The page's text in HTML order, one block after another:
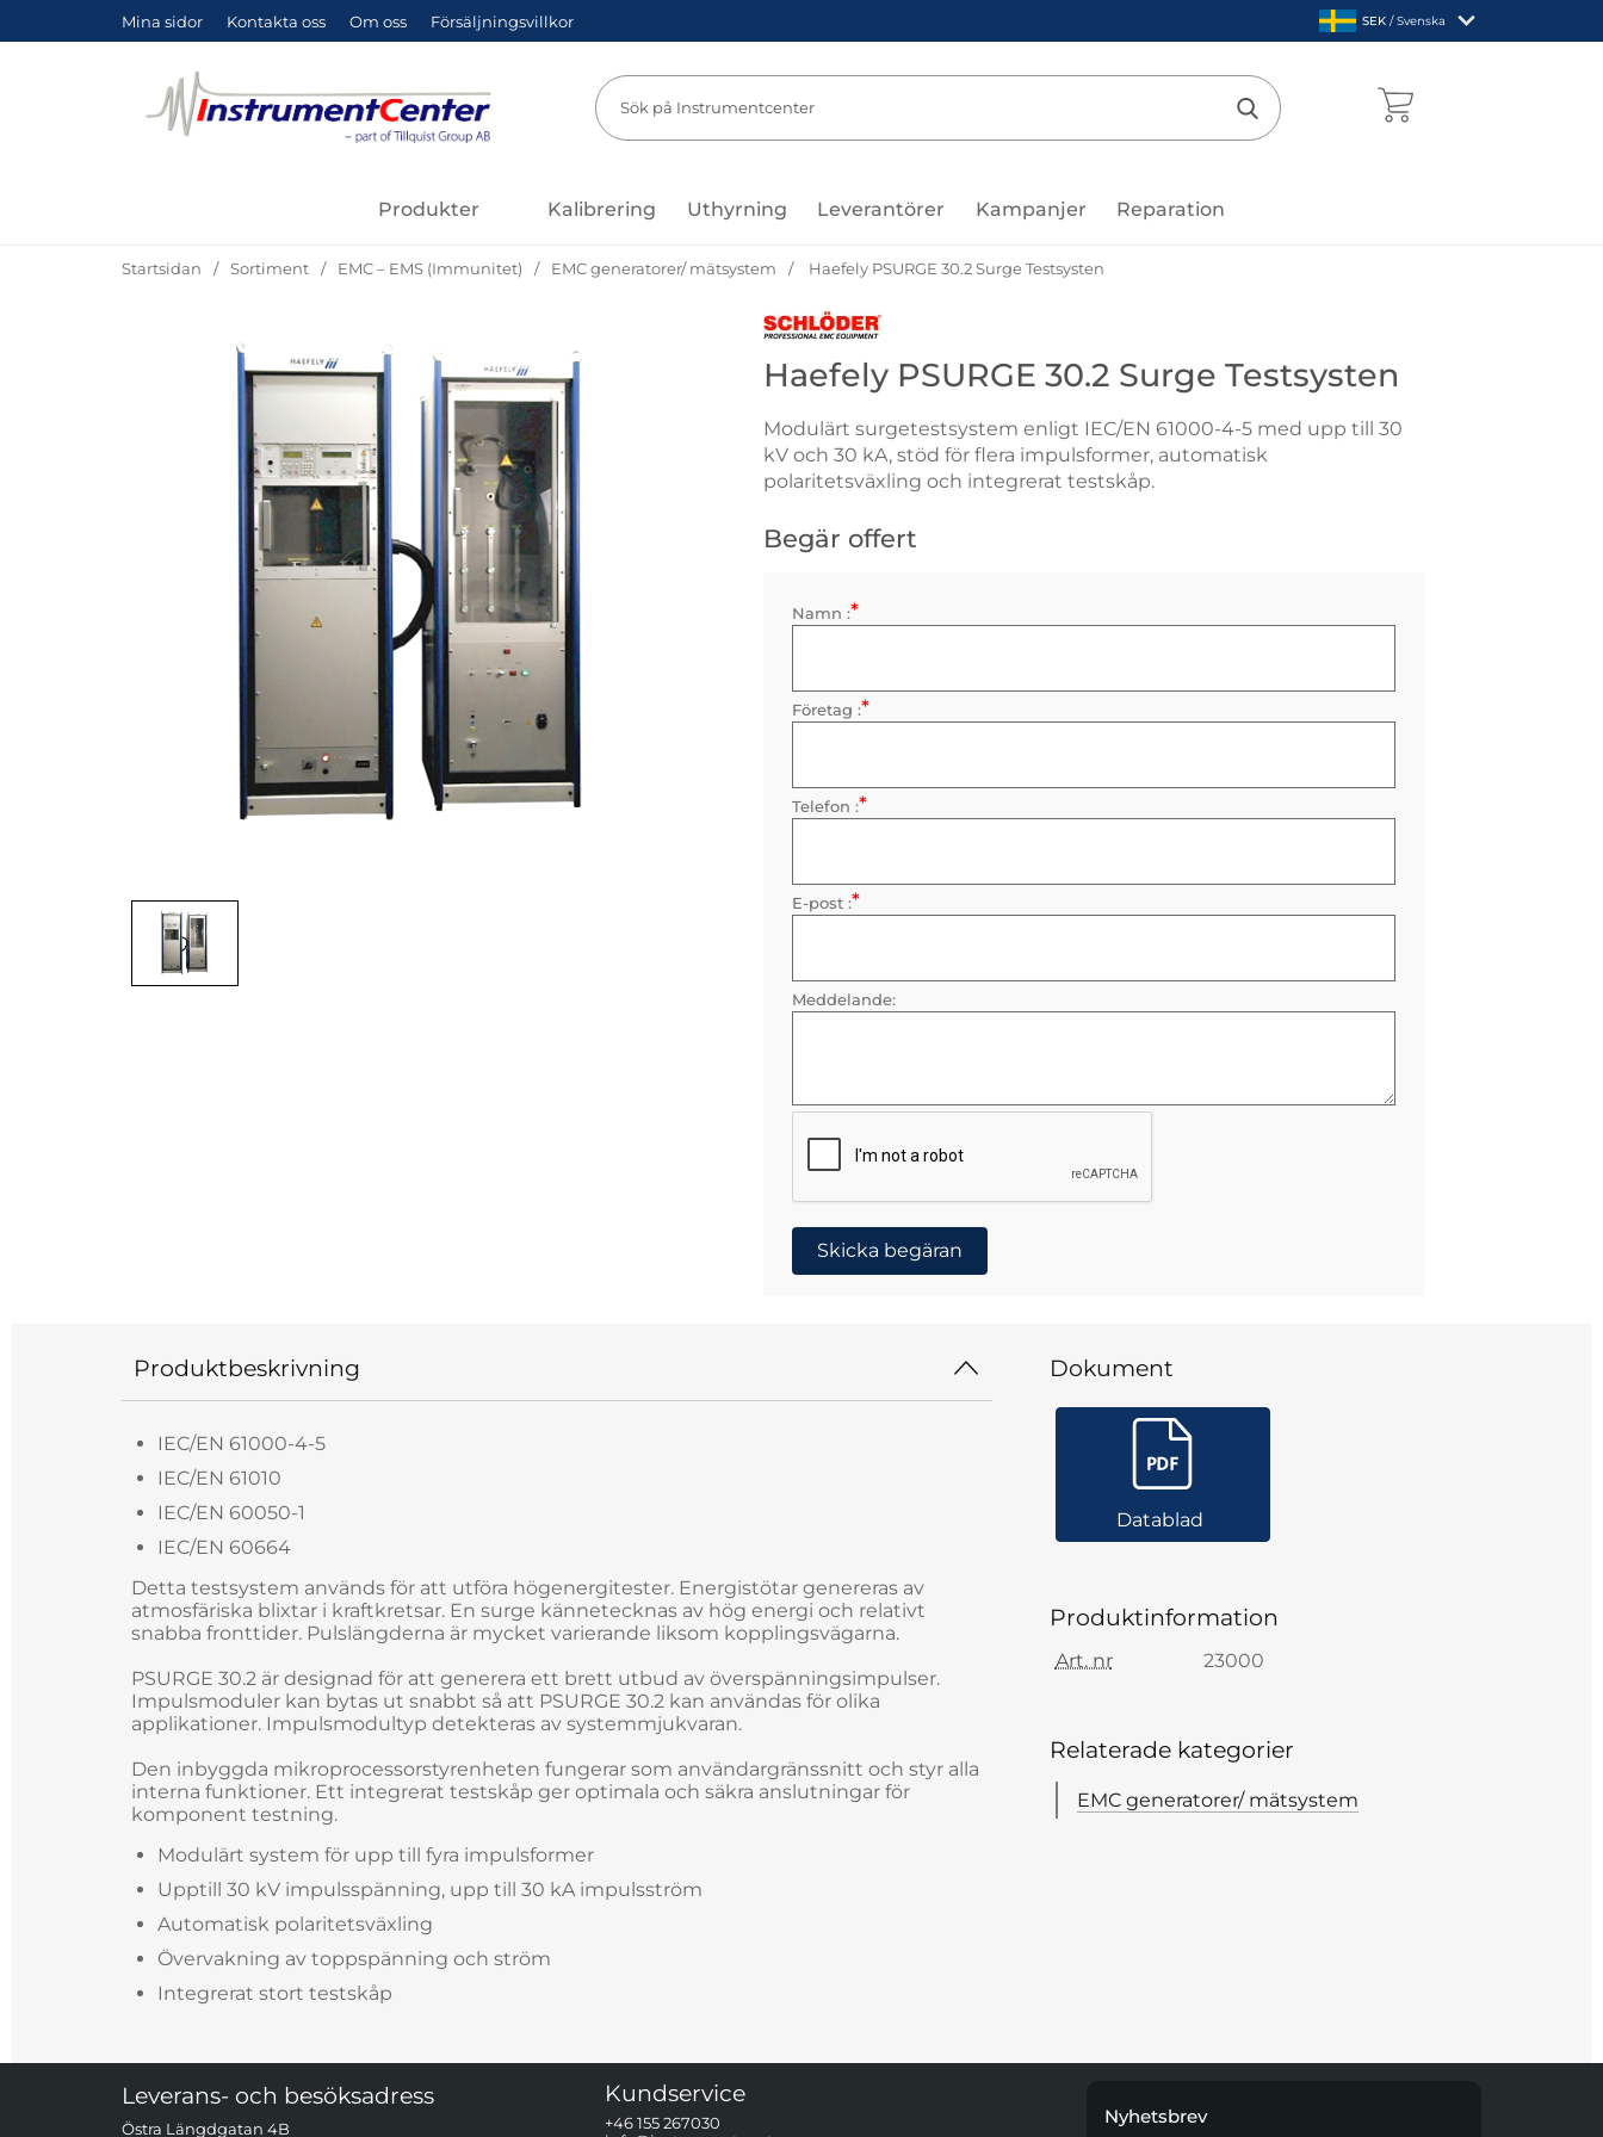
Mina sidor Kontakta oss Om oss Försäljningsvillkor Sverige
,SEK / Svenska
Sök
Genomför sökning
Produkter Kalibrering Uthyrning Leverantörer Kampanjer Reparation
Startsidan Sortiment EMC – EMS (Immunitet) EMC generatorer/ mätsystem Haefely PSURGE 30.2 Surge Testsysten
Gå till varumärkessidan för Schlöder
Haefely PSURGE 30.2 Surge Testsysten
Modulärt surgetestsystem enligt IEC/EN 61000-4-5 med upp till 30
kV och 30 kA, stöd för flera impulsformer, automatisk
polaritetsväxling och integrerat testskåp.
Begär offert
Kontaktinformation
Namn :*Obligatorisk
Företag :*Obligatorisk
Telefon :*Obligatorisk
E-post :*Obligatorisk
Meddelande:
Skicka begäran
Produktbeskrivning
IEC/EN 61000-4-5
IEC/EN 61010
IEC/EN 60050-1
IEC/EN 60664
Detta testsystem används för att utföra högenergitester. Energistötar genereras av
atmosfäriska blixtar i kraftkretsar. En surge kännetecknas av hög energi och relativt
snabba fronttider. Pulslängderna är mycket varierande liksom kopplingsvägarna.
PSURGE 30.2 är designad för att generera ett brett utbud av överspänningsimpulser.
Impulsmoduler kan bytas ut snabbt så att PSURGE 30.2 kan användas för olika
applikationer. Impulsmodultyp detekteras av systemmjukvaran.
Den inbyggda mikroprocessorstyrenheten fungerar som användargränssnitt och styr alla
interna funktioner. Ett integrerat testskåp ger optimala och säkra anslutningar för
komponent testning.
Modulärt system för upp till fyra impulsformer
Upptill 30 kV impulsspänning, upp till 30 kA impulsström
Automatisk polaritetsväxling
Övervakning av toppspänning och ström
Integrerat stort testskåp
Dokument
Datablad
Produktinformation
Art. nr 23000
Relaterade kategorier
EMC generatorer/ mätsystem
Sidfot Blandad info och länkar
Leverans- och besöksadress
Östra Längdgatan 4B
Kundservice
+46 155 267030
Nyhetsbrev